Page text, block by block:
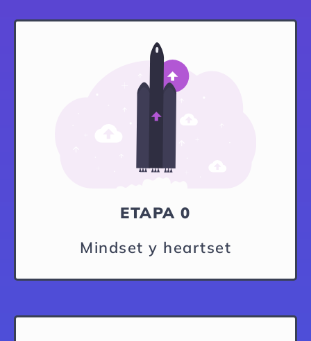
ETAPA 0
Mindset y heartset